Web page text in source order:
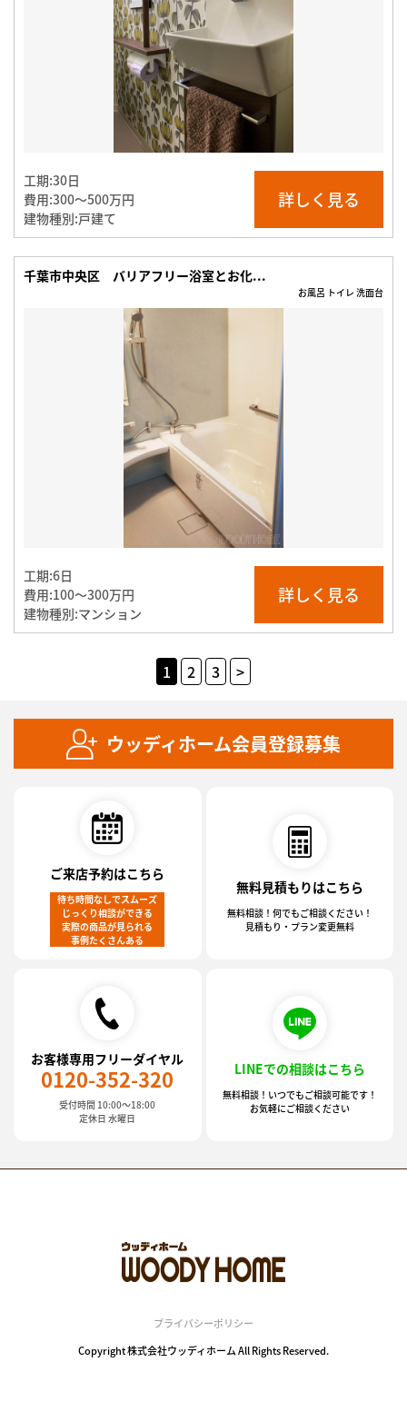
工期:30日
費用:300〜500万円
建物種別:戸建て
詳しく見る
千葉市中央区 バリアフリー浴室とお化...
お風呂 トイレ 洗面台
工期:6日
費用:100〜300万円
建物種別:マンション
詳しく見る
の
ー
1 2 3 >
ご来店予約はこちら
待ち時間なしでスムーズ
じっくり相談ができる
実際の商品が見られる
事例たくさんある
無料見積もりはこちら
無料相談！何でもご相談ください！
見積もり・プラン変更無料
お客様専用フリーダイヤル
0120-352-320
受付時間 10:00～18:00
定休日 水曜日
LINEでの相談はこちら
無料相談！いつでもご相談可能です！
お気軽にご相談ください
ウッディホーム会員登録募集
Copyright 株式会社ウッディホーム All Rights Reserved.
プライバシーポリシー